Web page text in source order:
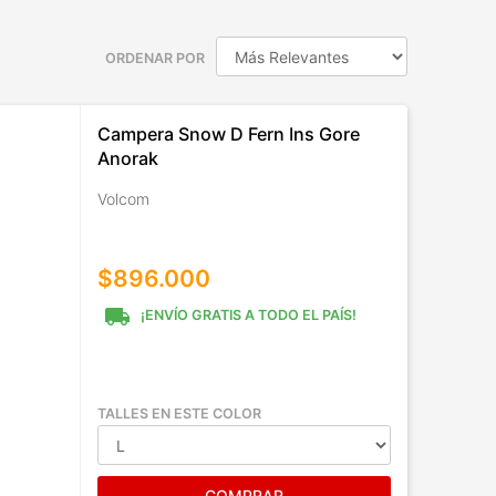
ORDENAR POR
Campera Snow D Fern Ins Gore
Anorak
Volcom
$896.000
local_shipping ¡ENVÍO GRATIS A TODO EL PAÍS!
TALLES EN ESTE COLOR